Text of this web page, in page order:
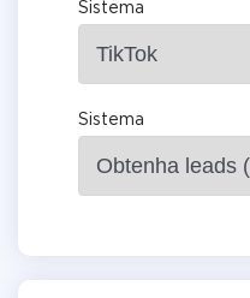
Sistema
Sistema